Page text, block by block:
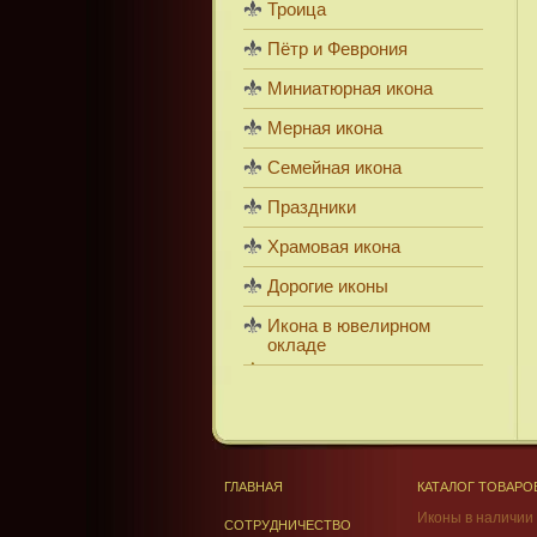
Троица
Пётр и Феврония
Миниатюрная икона
Мерная икона
Семейная икона
Праздники
Храмовая икона
Дорогие иконы
Икона в ювелирном
окладе
ГЛАВНАЯ
СОТРУДНИЧЕСТВО
КАТАЛОГ
Иконы в наличии